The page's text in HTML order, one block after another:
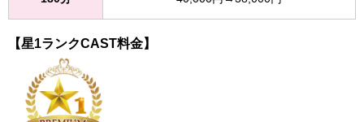
【星1ランクCAST料金】